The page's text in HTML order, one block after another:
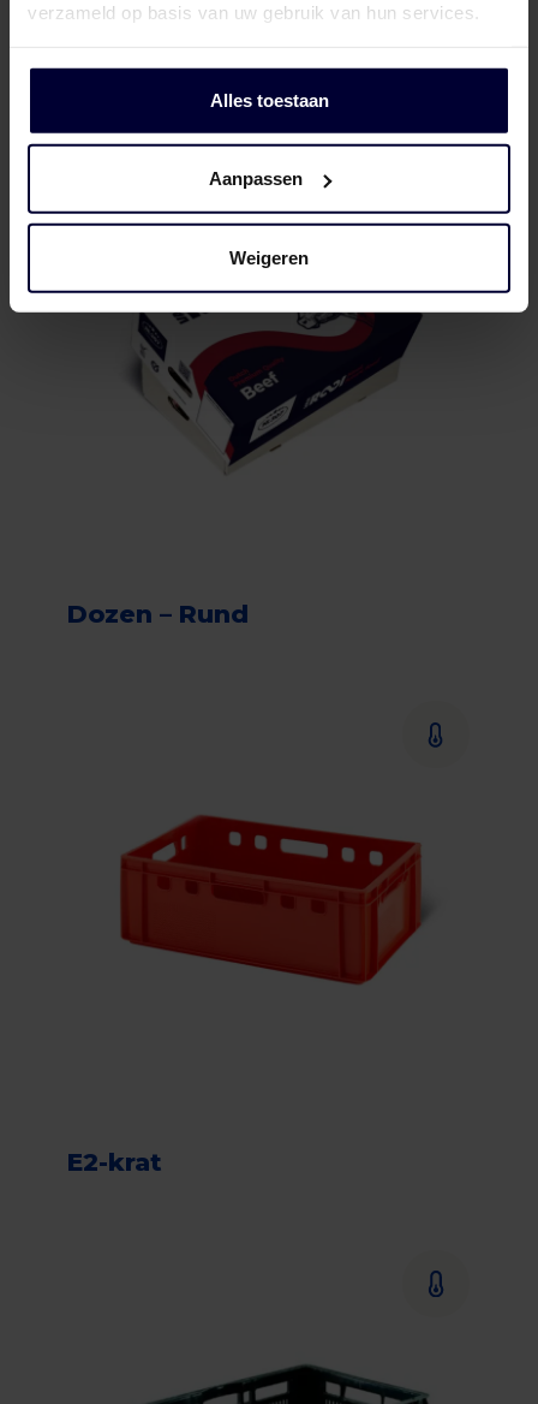
verzameld op basis van uw gebruik van hun services.
Alles toestaan
Aanpassen
Weigeren
Onverpakte blok
Dozen – Rund
E2-krat